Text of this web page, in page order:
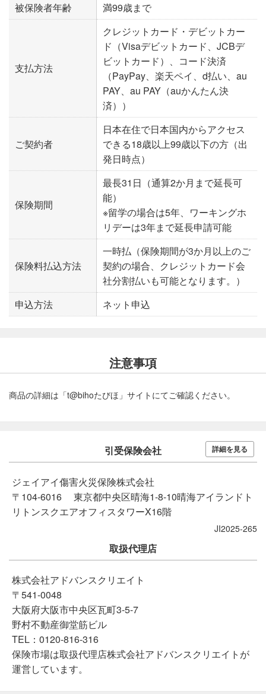
被保険者年齢 満99歳まで
支払方法
クレジットカード・デビットカー
ド（Visaデビットカード、JCBデ
ビットカード）、コード決済
（PayPay、楽天ペイ、d払い、au
PAY、au PAY（auかんたん決
済））
ご契約者
日本在住で日本国内からアクセス
できる18歳以上99歳以下の方（出
発日時点）
保険期間
最長31日（通算2か月まで延長可
能）
※留学の場合は5年、ワーキングホ
リデーは3年まで延長申請可能
保険料払込方法
一時払（保険期間が3か月以上のご
契約の場合、クレジットカード会
社分割払いも可能となります。）
申込方法
ネット申込
注意事項
商品の詳細は「t@bihoたびほ」サイトにてご確認ください。
引受保険会社 詳細を見る
ジェイアイ傷害火災保険株式会社
〒104-6016 東京都中央区晴海1-8-10晴海アイランドト
リトンスクエアオフィスタワーX16階
JI2025-265
取扱代理店
株式会社アドバンスクリエイト
〒541-0048
大阪府大阪市中央区瓦町3-5-7
野村不動産御堂筋ビル
TEL：0120-816-316
保険市場は取扱代理店株式会社アドバンスクリエイトが
運営しています。